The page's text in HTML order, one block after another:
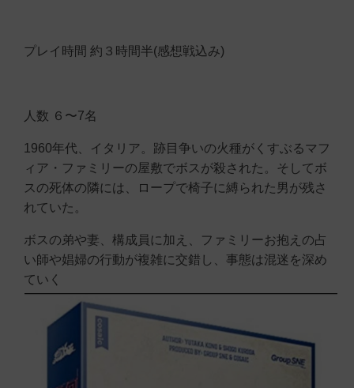
プレイ時間 約３時間半(感想戦込み)
人数 ６〜7名
1960年代、イタリア。跡目争いの火種がくすぶるマフ
ィア・ファミリーの屋敷でボスが殺された。そしてボ
スの死体の隣には、ロープで椅子に縛られた男が残さ
れていた。
ボスの弟や妻、構成員に加え、ファミリーお抱えの占
い師や娼婦の行動が複雑に交錯し、事態は混迷を深め
ていく